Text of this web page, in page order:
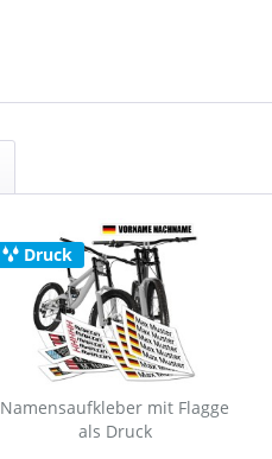
Druck
Namensaufkleber mit Flagge
als Druck